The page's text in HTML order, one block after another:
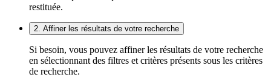
restituée.
2. Affiner les résultats de votre recherche
Si besoin, vous pouvez affiner les résultats de votre recherche
en sélectionnant des filtres et critères présents sous les critères
de recherche.